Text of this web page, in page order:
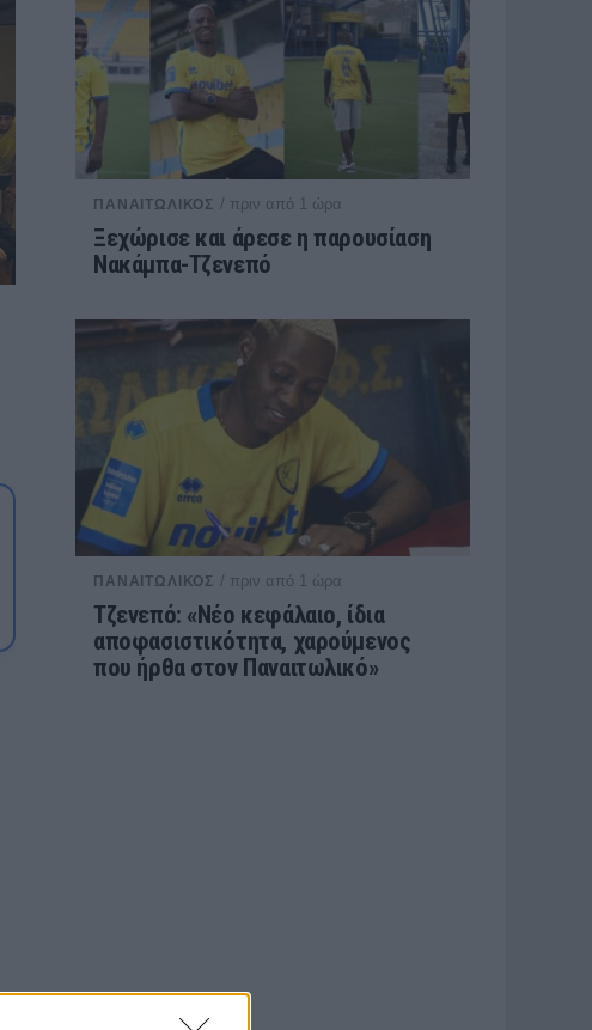
ΠΑΝΑΙΤΩΛΙΚΟΣ / πριν από 1 ώρα
Ξεχώρισε και άρεσε η παρουσίαση
Νακάμπα-Τζενεπό
ΠΑΝΑΙΤΩΛΙΚΟΣ / πριν από 1 ώρα
Τζενεπό: «Νέο κεφάλαιο, ίδια
αποφασιστικότητα, χαρούμενος
που ήρθα στον Παναιτωλικό»